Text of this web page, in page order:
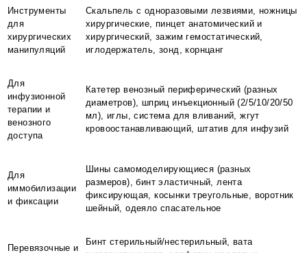
Инструменты
для
хирургических
манипуляций
Скальпель с одноразовыми лезвиями, ножницы
хирургические, пинцет анатомический и
хирургический, зажим гемостатический,
иглодержатель, зонд, корнцанг
Для
инфузионной
терапии и
венозного
доступа
Катетер венозный периферический (разных
диаметров), шприц инъекционный (2/5/10/20/50
мл), иглы, система для вливаний, жгут
кровоостанавливающий, штатив для инфузий
Для
иммобилизации
и фиксации
Шины самомоделирующиеся (разных
размеров), бинт эластичный, лента
фиксирующая, косынки треугольные, воротник
шейный, одеяло спасательное
Перевязочные и
Бинт стерильный/нестерильный, вата